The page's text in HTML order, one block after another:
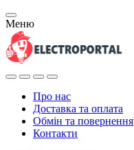
Меню
Про нас
Доставка та оплата
Обмін та повернення
Контакти